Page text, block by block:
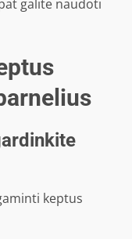
galite naudoti